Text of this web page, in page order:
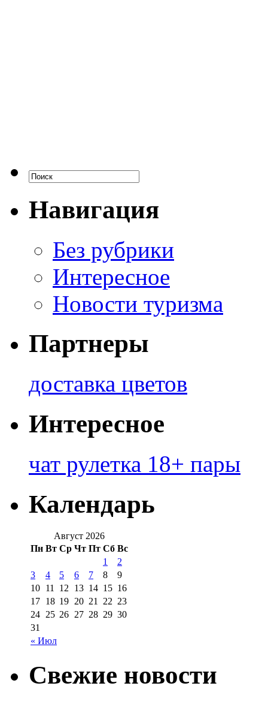
Навигация
Без рубрики
Интересное
Новости туризма
Партнеры
доставка цветов
Интересное
чат рулетка 18+ пары
Календарь
Август 2026
Пн Вт Ср Чт Пт Сб Вс
« Июл
1
2
3
4 5 6 7 8
9
10 11 12 13 14 15 16
17 18 19 20 21 22 23
24 25 26 27 28 29 30
31
Свежие новости